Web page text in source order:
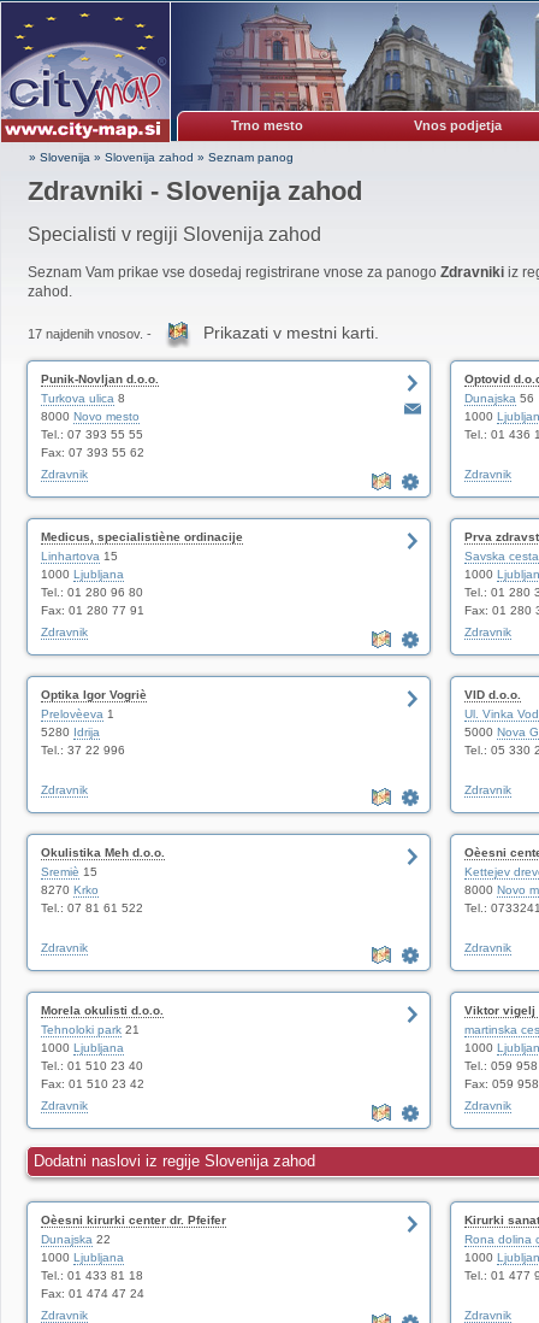
Trno mesto Vnos podjetja
» Slovenija » Slovenija zahod » Seznam panog
Zdravniki - Slovenija zahod
Specialisti v regiji Slovenija zahod
Seznam Vam prikae vse dosedaj registrirane vnose za panogo Zdravniki iz
zahod.
17 najdenih vnosov. - Prikazati v mestni karti.
Punik-Novljan d.o.o.
Turkova ulica 8
8000 Novo mesto
Tel.: 07 393 55 55
Fax: 07 393 55 62
Zdravnik
Optovid
Dunajska 56
1000
Tel.: 01 436
Zdravnik
Medicus, specialistiène ordinacije
Linhartova 15
1000 Ljubljana
Tel.: 01 280 96 80
Fax: 01 280 77 91
Zdravnik
Prva
Savska cesta
1000
Tel.: 01 280
Fax: 01 280
Zdravnik
Optika Igor Vogriè
Prelovèeva 1
5280 Idrija
Tel.: 37 22 996
Zdravnik
VID d.o.o.
Ul. Vinka
5000 Nova
Tel.: 05 330
Zdravnik
Okulistika Meh d.o.o.
Sremiè 15
8270 Krko
Tel.: 07 81 61 522
Zdravnik
Oèesni
Kettejev
8000 Novo
Tel.:
Zdravnik
Morela okulisti d.o.o.
Tehnoloki park 21
1000 Ljubljana
Tel.: 01 510 23 40
Fax: 01 510 23 42
Zdravnik
Viktor
martinska
1000
Tel.: 059
Fax: 059
Zdravnik
Dodatni naslovi iz regije Slovenija zahod
Oèesni kirurki center dr. Pfeifer
Dunajska 22
1000 Ljubljana
Tel.: 01 433 81 18
Fax: 01 474 47 24
Zdravnik
Kirurki
Rona dolina
1000
Tel.: 01 477
Zdravnik